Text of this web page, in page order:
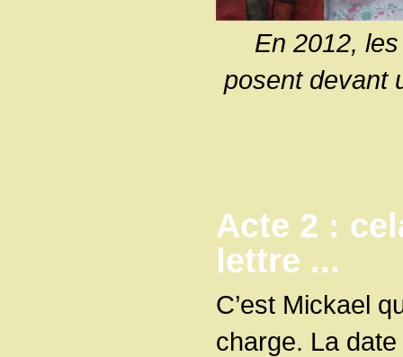
En 2012,
posent devant
Acte 2 :
lettre ...
C’est Mickael
charge. La